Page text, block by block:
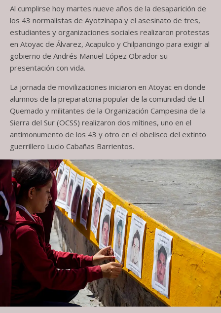
Al cumplirse hoy martes nueve años de la desaparición de
los 43 normalistas de Ayotzinapa y el asesinato de tres,
estudiantes y organizaciones sociales realizaron protestas
en Atoyac de Álvarez, Acapulco y Chilpancingo para exigir al
gobierno de Andrés Manuel López Obrador su
presentación con vida.
La jornada de movilizaciones iniciaron en Atoyac en donde
alumnos de la preparatoria popular de la comunidad de El
Quemado y militantes de la Organización Campesina de la
Sierra del Sur (OCSS) realizaron dos mítines, uno en el
antimonumento de los 43 y otro en el obelisco del extinto
guerrillero Lucio Cabañas Barrientos.